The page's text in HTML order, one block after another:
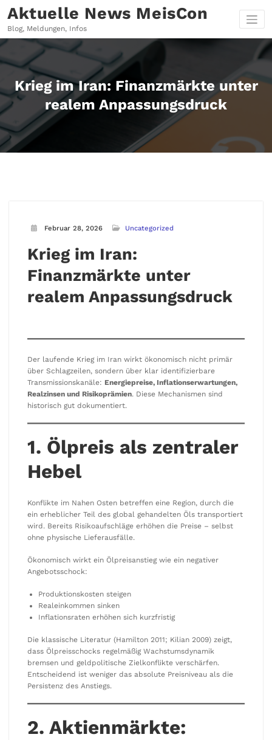
Inhalt
springen
Aktuelle News MeisCon
Blog, Meldungen, Infos
Krieg im Iran: Finanzmärkte unter
realem Anpassungsdruck
Februar 28, 2026 Uncategorized
Krieg im Iran:
Finanzmärkte unter
realem Anpassungsdruck
Der laufende Krieg im Iran wirkt ökonomisch nicht primär
über Schlagzeilen, sondern über klar identifizierbare
Transmissionskanäle: Energiepreise, Inflationserwartungen,
Realzinsen und Risikoprämien. Diese Mechanismen sind
historisch gut dokumentiert.
1. Ölpreis als zentraler
Hebel
Konflikte im Nahen Osten betreffen eine Region, durch die
ein erheblicher Teil des global gehandelten Öls transportiert
wird. Bereits Risikoaufschläge erhöhen die Preise – selbst
ohne physische Lieferausfälle.
Ökonomisch wirkt ein Ölpreisanstieg wie ein negativer
Angebotsschock:
Produktionskosten steigen
Realeinkommen sinken
Inflationsraten erhöhen sich kurzfristig
Die klassische Literatur (Hamilton 2011; Kilian 2009) zeigt,
dass Ölpreisschocks regelmäßig Wachstumsdynamik
bremsen und geldpolitische Zielkonflikte verschärfen.
Entscheidend ist weniger das absolute Preisniveau als die
Persistenz des Anstiegs.
2. Aktienmärkte: